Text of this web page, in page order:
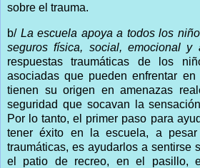
sobre el trauma.
b/ La escuela apoya a todos los
seguros física, social, emocional y
respuestas traumáticas de los
asociadas que pueden enfrentar
tienen su origen en amenazas
seguridad que socavan la
Por lo tanto, el primer paso para
tener éxito en la escuela, a
traumáticas, es ayudarlos a sentirse
el patio de recreo, en el pasillo,